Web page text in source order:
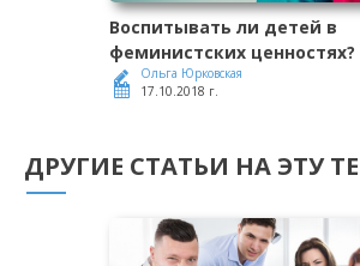
Воспитывать ли детей в
феминистских ценностях?
Ольга Юрковская
17.10.2018 г.
ДРУГИЕ СТАТЬИ НА ЭТУ